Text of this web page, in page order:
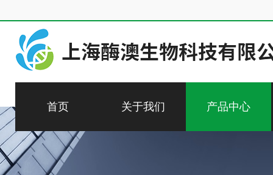
首页 关于我们 产品中心